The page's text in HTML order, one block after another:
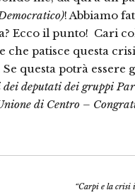
! Abbiamo
Ecco il punto! Cari
patisce questa
questa potrà essere
dei deputati dei gruppi
di Centro –
“Carpi e la crisi